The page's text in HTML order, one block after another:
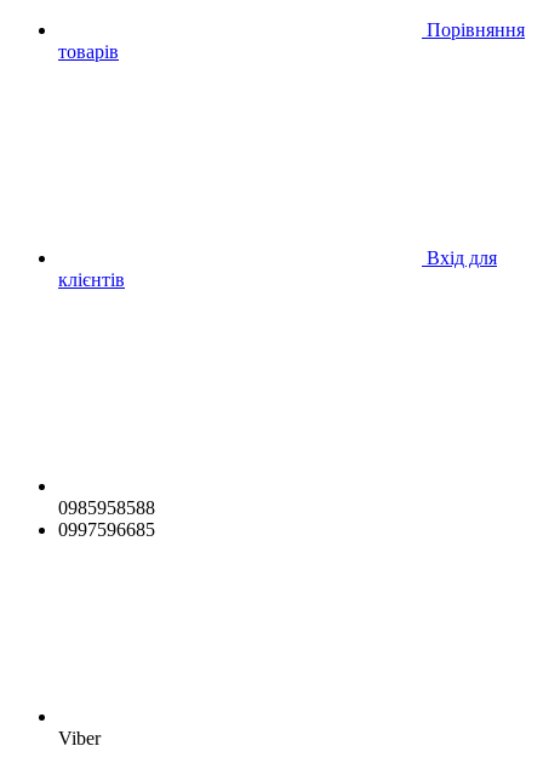
Порівняння
товарів
Вхід для
клієнтів
0985958588
0997596685
Viber